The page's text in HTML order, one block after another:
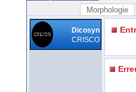
Morphologie
Dicosyn
CRISCO